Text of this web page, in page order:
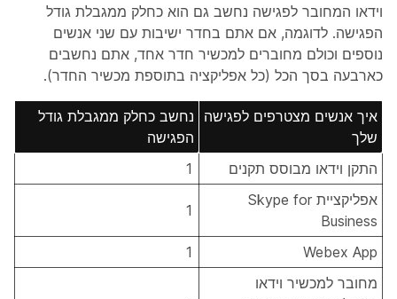
וידאו המחובר לפגישה נחשב גם הוא כחלק ממגבלת גודל
הפגישה. לדוגמה, אם אתם בחדר ישיבות עם שני אנשים
נוספים וכולם מחוברים למכשיר חדר אחד, אתם נחשבים
כארבעה בסך הכל (כל אפליקציה בתוספת מכשיר החדר).
איך אנשים מצטרפים לפגישה
שלך
נחשב כחלק ממגבלת גודל
הפגישה
התקן וידאו מבוסס תקנים
1
אפליקציית Skype for
Business
1
Webex App
1
מחובר למכשיר וידאו